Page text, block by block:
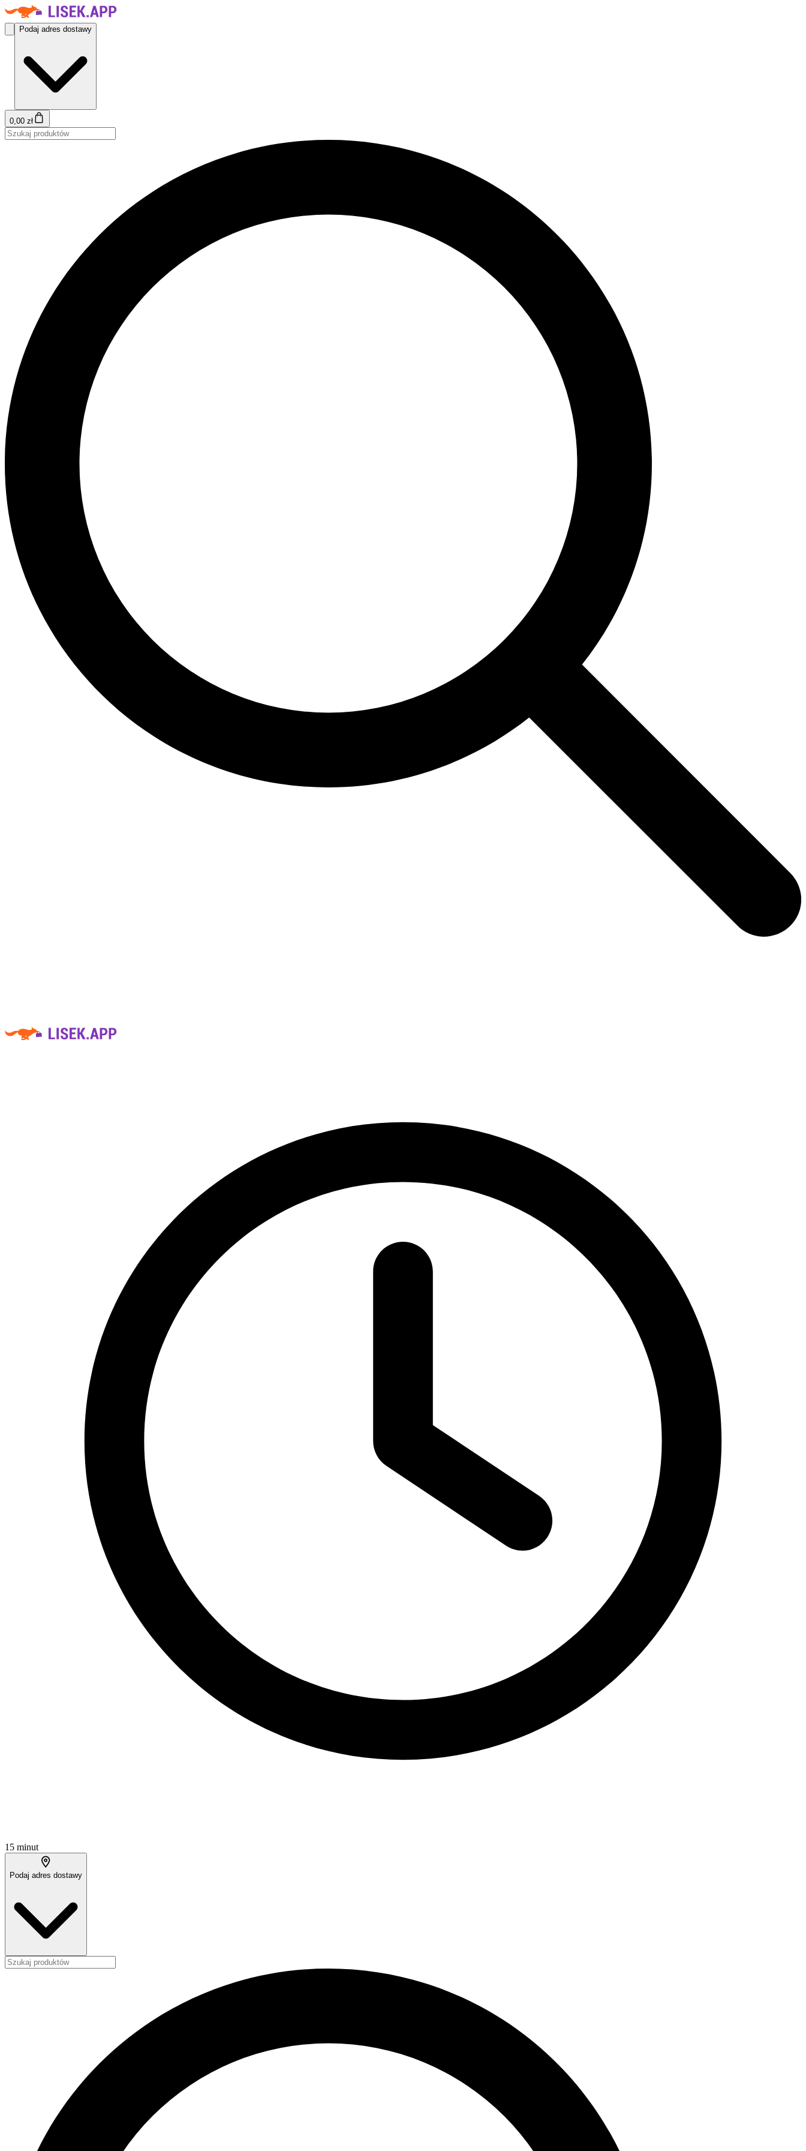
Podaj adres dostawy
0,00 zł
15 minut
Podaj adres dostawy